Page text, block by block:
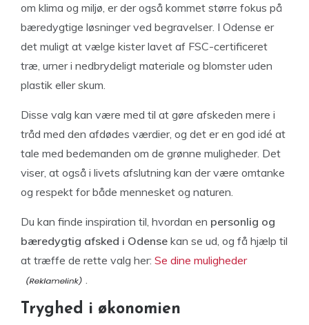
om klima og miljø, er der også kommet større fokus på
bæredygtige løsninger ved begravelser. I Odense er
det muligt at vælge kister lavet af FSC-certificeret
træ, urner i nedbrydeligt materiale og blomster uden
plastik eller skum.
Disse valg kan være med til at gøre afskeden mere i
tråd med den afdødes værdier, og det er en god idé at
tale med bedemanden om de grønne muligheder. Det
viser, at også i livets afslutning kan der være omtanke
og respekt for både mennesket og naturen.
Du kan finde inspiration til, hvordan en personlig og
bæredygtig afsked i Odense kan se ud, og få hjælp til
at træffe de rette valg her: Se dine muligheder
.
Tryghed i økonomien